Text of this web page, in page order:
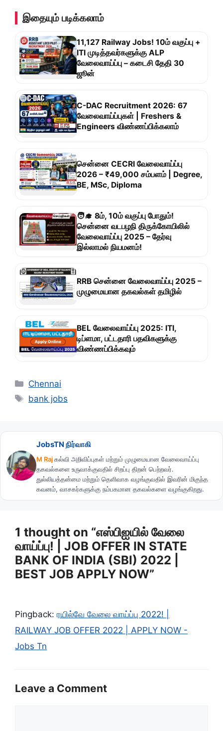
இதையும் படிக்கலாம்
11,127 Railway Jobs! 10ம் வகுப்பு +
ITI முடித்தவர்களுக்கு ALP
வேலைவாய்ப்பு – கடைசி தேதி 30
ஜூன்
C-DAC Recruitment 2026: 67
வேலைவாய்ப்புகள் | Freshers &
Engineers விண்ணப்பிக்கலாம்
சென்னை CECRI வேலைவாய்ப்பு
2026 – ₹49,000 சம்பளம் | Degree,
BE, MSc, Diploma
🧑‍🎓 8ம், 10ம் வகுப்பு போதும்!
சென்னை வடபழநி திருக்கோயிலில்
வேலைவாய்ப்பு 2025 – தேர்வு
இல்லாமல் நியமனம்!
RRB சென்னை வேலைவாய்ப்பு 2025 –
முழுமையான தகவல்கள் தமிழில்
BEL வேலைவாய்ப்பு 2025: ITI,
டிப்ளமா, பட்டதாரி பதவிகளுக்கு
விண்ணப்பிக்கவும்
Categories
Chennai
Tags
bank jobs
JobsTN நிர்வாகி
M Rajகல்வி அறிவிப்புகள் மற்றும் முழுமையான வேலைவாய்ப்பு
தகவல்களை உருவாக்குவதில் சிறப்பு திறன் பெற்றவர்.
துல்லியத்தன்மை மற்றும் தெளிவாக வழங்குவதில் இவரின் மிகுந்த
கவனம், வாசகர்களுக்கு நம்பகமான தகவல்களை வழங்குகிறது.
1 thought on “எஸ்பிஐயில் வேலை
வாய்ப்பு! | JOB OFFER IN STATE
BANK OF INDIA (SBI) 2022 |
BEST JOB APPLY NOW”
Pingback: ரயில்வே வேலை வாய்ப்பு 2022! |
RAILWAY JOB OFFER 2022 | APPLY NOW -
Jobs Tn
Leave a Comment